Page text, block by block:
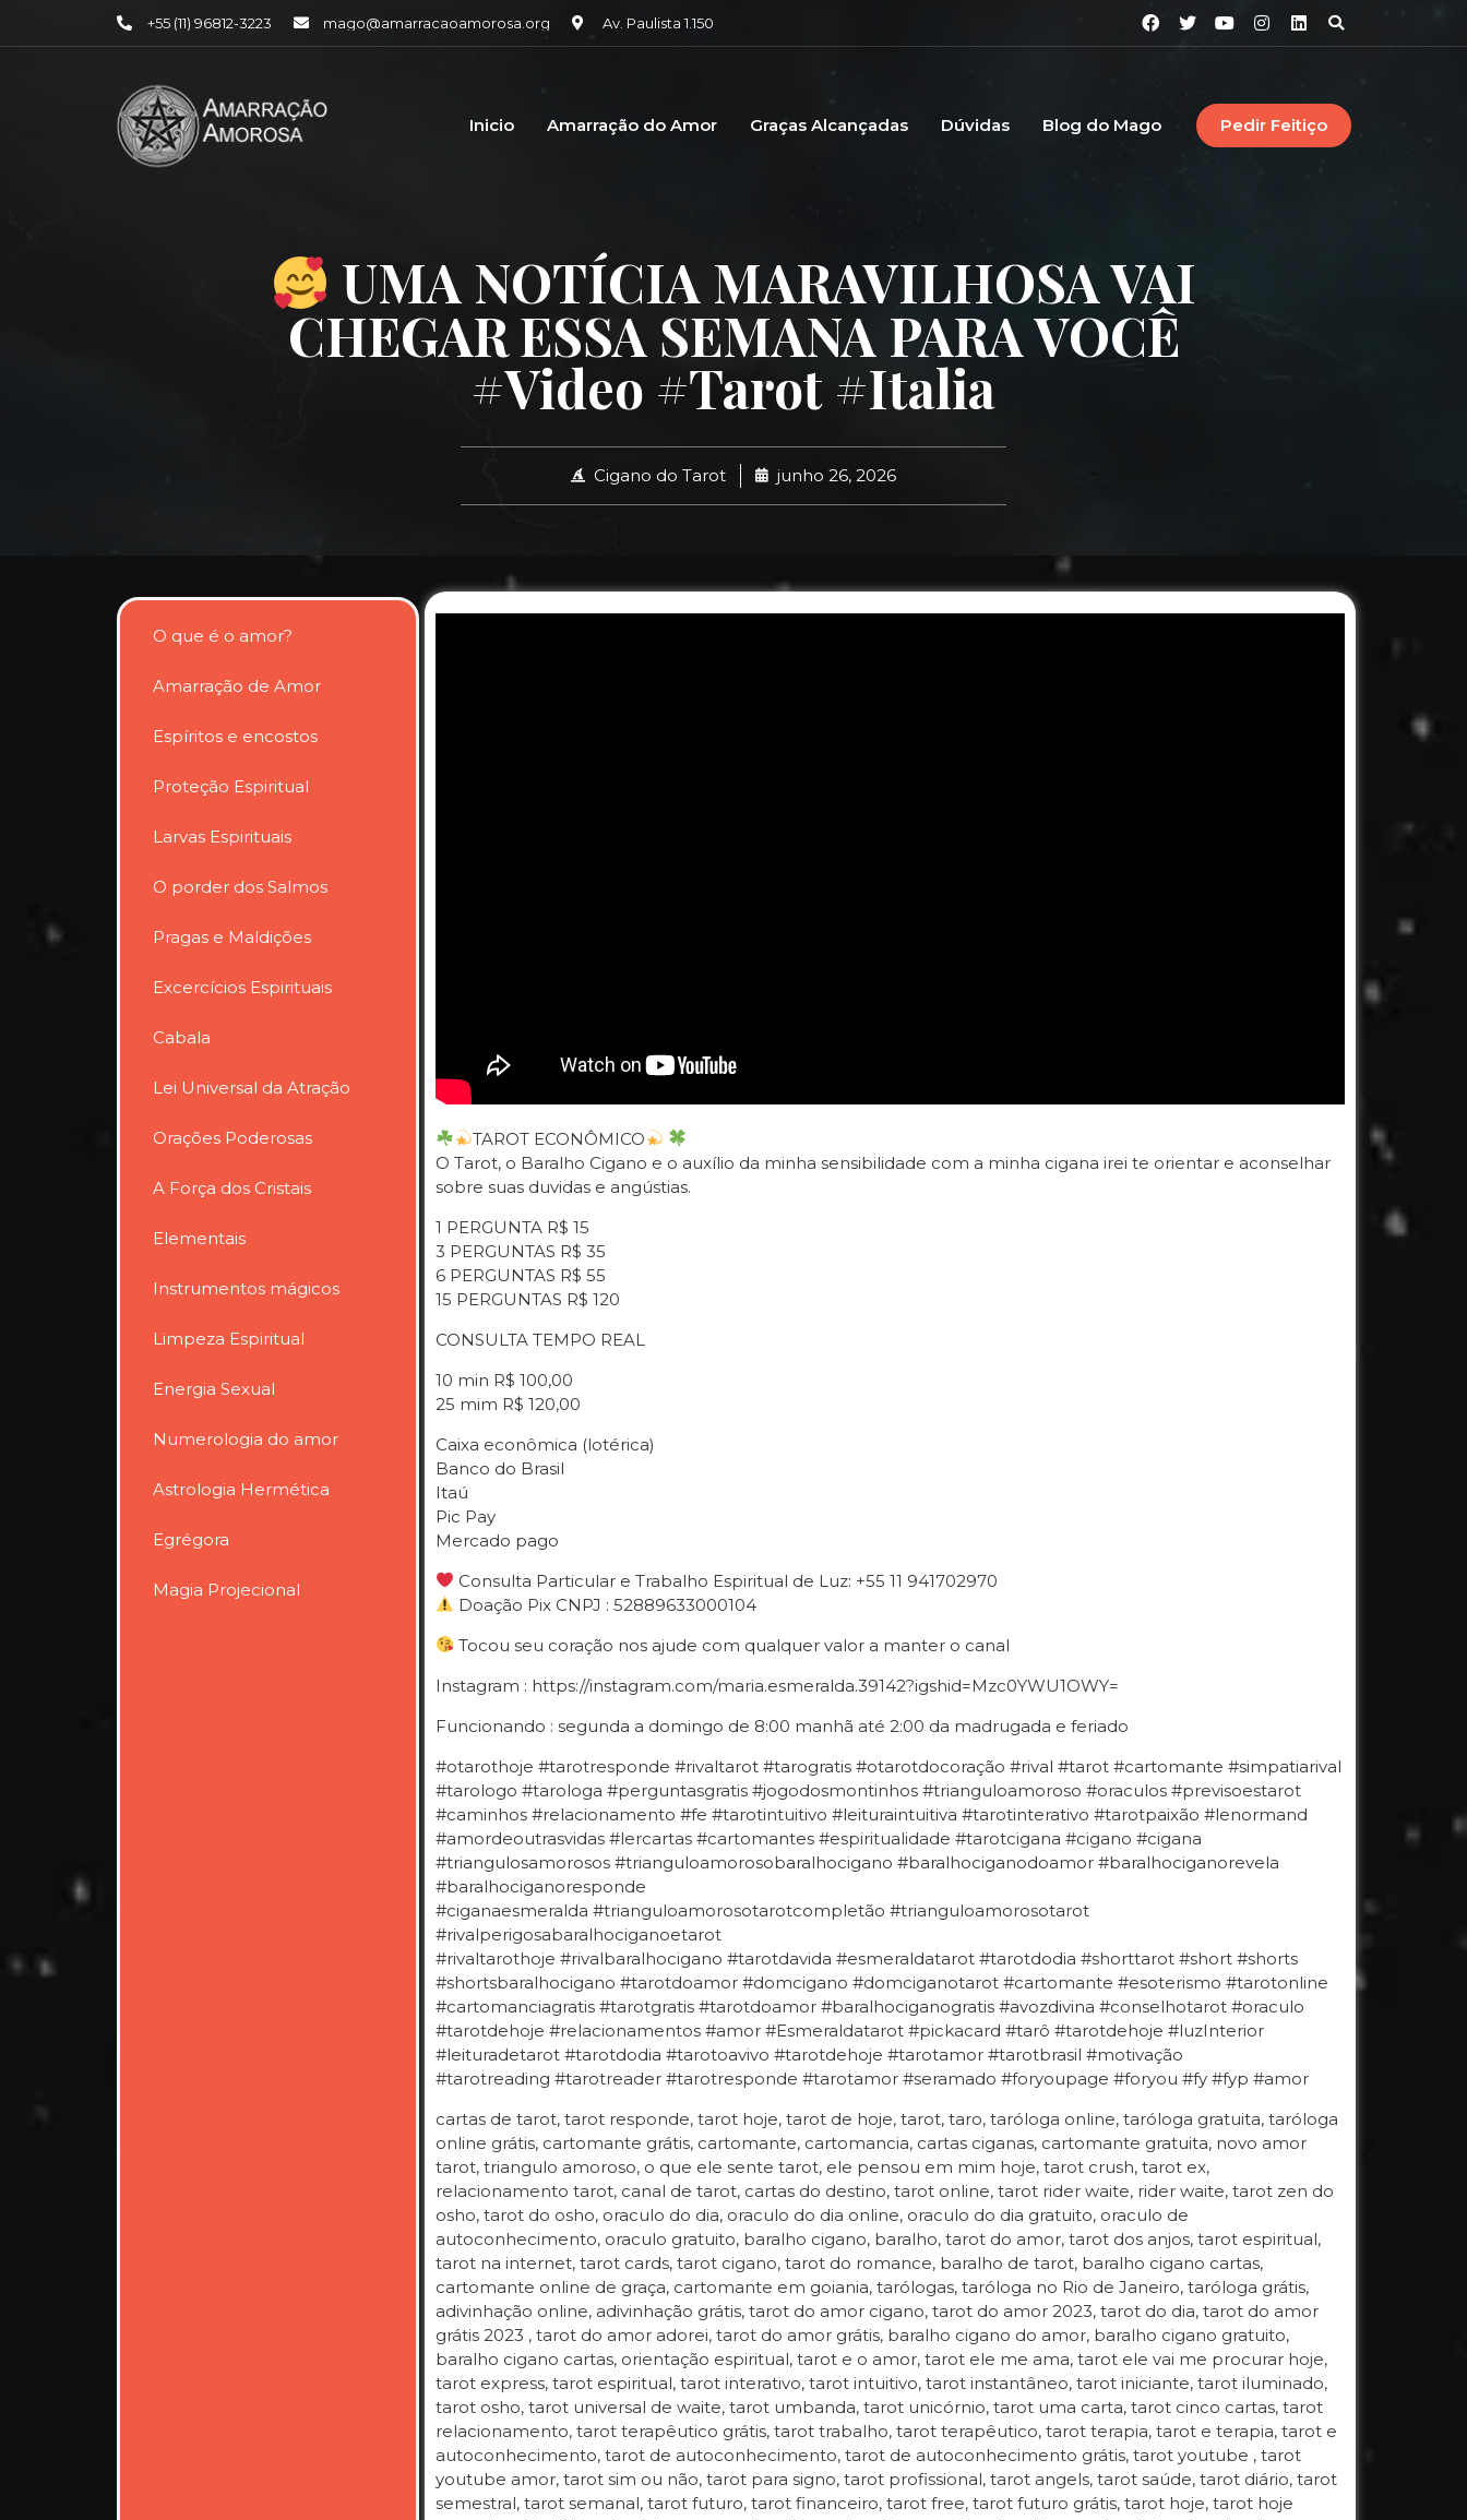
+55 (11) 96812-3223 mago@amarracaoamorosa.org Av. Paulista 1.150
Inicio Amarração do Amor Graças Alcançadas Dúvidas Blog do Mago Pedir Feitiço
UMA NOTÍCIA MARAVILHOSA VAI
CHEGAR ESSA SEMANA PARA VOCÊ
#video #tarot #italia
Cigano do Tarot junho 26, 2026
O que é o amor?
Amarração de Amor
Espíritos e encostos
Proteção Espiritual
Larvas Espirituais
O porder dos Salmos
Pragas e Maldições
Excercícios Espirituais
Cabala
Lei Universal da Atração
Orações Poderosas
A Força dos Cristais
Elementais
Instrumentos mágicos
Limpeza Espiritual
Energia Sexual
Numerologia do amor
Astrologia Hermética
Egrégora
Magia Projecional
TAROT ECONÔMICO
O Tarot, o Baralho Cigano e o auxílio da minha sensibilidade com a minha cigana irei te orientar e aconselhar
sobre suas duvidas e angústias.
1 PERGUNTA R$ 15
3 PERGUNTAS R$ 35
6 PERGUNTAS R$ 55
15 PERGUNTAS R$ 120
CONSULTA TEMPO REAL
10 min R$ 100,00
25 mim R$ 120,00
Caixa econômica (lotérica)
Banco do Brasil
Itaú
Pic Pay
Mercado pago
Consulta Particular e Trabalho Espiritual de Luz: +55 11 941702970
Doação Pix CNPJ : 52889633000104
Tocou seu coração nos ajude com qualquer valor a manter o canal
Instagram : https://instagram.com/maria.esmeralda.39142?igshid=Mzc0YWU1OWY=
Funcionando : segunda a domingo de 8:00 manhã até 2:00 da madrugada e feriado
#otarothoje #tarotresponde #rivaltarot #tarogratis #otarotdocoração #rival #tarot #cartomante #simpatiarival
#tarologo #tarologa #perguntasgratis #jogodosmontinhos #trianguloamoroso #oraculos #previsoestarot
#caminhos #relacionamento #fe #tarotintuitivo #leituraintuitiva #tarotinterativo #tarotpaixão #lenormand
#amordeoutrasvidas #lercartas #cartomantes #espiritualidade #tarotcigana #cigano #cigana
#triangulosamorosos #trianguloamorosobaralhocigano #baralhociganodoamor #baralhociganorevela
#baralhociganoresponde
#ciganaesmeralda #trianguloamorosotarotcompletão #trianguloamorosotarot
#rivalperigosabaralhociganoetarot
#rivaltarothoje #rivalbaralhocigano #tarotdavida #esmeraldatarot #tarotdodia #shorttarot #short #shorts
#shortsbaralhocigano #tarotdoamor #domcigano #domciganotarot #cartomante #esoterismo #tarotonline
#cartomanciagratis #tarotgratis #tarotdoamor #baralhociganogratis #avozdivina #conselhotarot #oraculo
#tarotdehoje #relacionamentos #amor #Esmeraldatarot #pickacard #tarô #tarotdehoje #luzInterior
#leituradetarot #tarotdodia #tarotoavivo #tarotdehoje #tarotamor #tarotbrasil #motivação
#tarotreading #tarotreader #tarotresponde #tarotamor #seramado #foryoupage #foryou #fy #fyp #amor
cartas de tarot, tarot responde, tarot hoje, tarot de hoje, tarot, taro, taróloga online, taróloga gratuita, taróloga
online grátis, cartomante grátis, cartomante, cartomancia, cartas ciganas, cartomante gratuita, novo amor
tarot, triangulo amoroso, o que ele sente tarot, ele pensou em mim hoje, tarot crush, tarot ex,
relacionamento tarot, canal de tarot, cartas do destino, tarot online, tarot rider waite, rider waite, tarot zen do
osho, tarot do osho, oraculo do dia, oraculo do dia online, oraculo do dia gratuito, oraculo de
autoconhecimento, oraculo gratuito, baralho cigano, baralho, tarot do amor, tarot dos anjos, tarot espiritual,
tarot na internet, tarot cards, tarot cigano, tarot do romance, baralho de tarot, baralho cigano cartas,
cartomante online de graça, cartomante em goiania, tarólogas, taróloga no Rio de Janeiro, taróloga grátis,
adivinhação online, adivinhação grátis, tarot do amor cigano, tarot do amor 2023, tarot do dia, tarot do amor
grátis 2023 , tarot do amor adorei, tarot do amor grátis, baralho cigano do amor, baralho cigano gratuito,
baralho cigano cartas, orientação espiritual, tarot e o amor, tarot ele me ama, tarot ele vai me procurar hoje,
tarot express, tarot espiritual, tarot interativo, tarot intuitivo, tarot instantâneo, tarot iniciante, tarot iluminado,
tarot osho, tarot universal de waite, tarot umbanda, tarot unicórnio, tarot uma carta, tarot cinco cartas, tarot
relacionamento, tarot terapêutico grátis, tarot trabalho, tarot terapêutico, tarot terapia, tarot e terapia, tarot e
autoconhecimento, tarot de autoconhecimento, tarot de autoconhecimento grátis, tarot youtube , tarot
youtube amor, tarot sim ou não, tarot para signo, tarot profissional, tarot angels, tarot saúde, tarot diário, tarot
semestral, tarot semanal, tarot futuro, tarot financeiro, tarot free, tarot futuro grátis, tarot hoje, tarot hoje